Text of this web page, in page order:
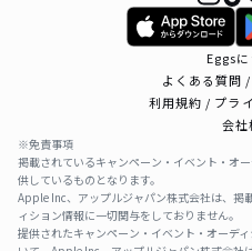
Eggs
よくある質問
利用規約 / プラ
会社
※免責事項
掲載されているキャンペーン・イベント・オ
供しているものとなります。
Apple Inc、アップルジャパン株式会社は、掲
ィション情報に一切関与をしておりません。
提供されたキャンペーン・イベント・オーデ